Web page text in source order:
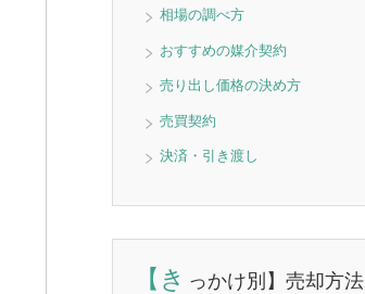
相場の調べ方
おすすめの媒介契約
売り出し価格の決め方
売買契約
決済・引き渡し
【き っかけ別】売却方法